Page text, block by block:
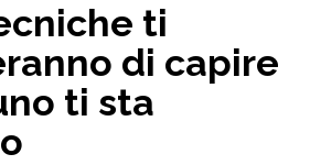
ti
di capire
ti sta